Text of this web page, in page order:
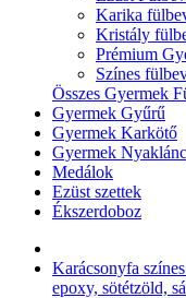
Karika
Kristály
Prémium
Színes
Összes Gyermek
Gyermek Gyűrű
Gyermek Karkötő
Gyermek Nyaklánc
Medálok
Ezüst szettek
Ékszerdoboz
Karácsonyfa
epoxy, sötétzöld,